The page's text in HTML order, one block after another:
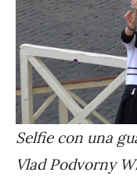
Selfie con una
Vlad Podvorny